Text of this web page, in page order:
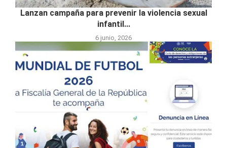
Lanzan campaña para prevenir la violencia sexual
infantil...
6 junio, 2026